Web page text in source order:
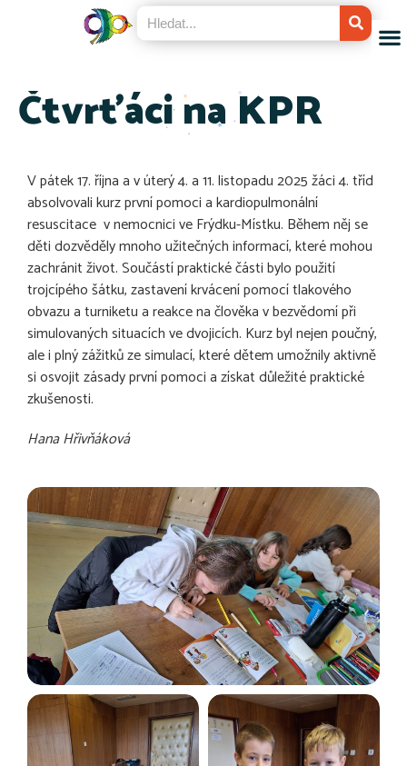
Čtvrťáci na KPR
V pátek 17. října a v úterý 4. a 11. listopadu 2025 žáci 4. tříd
absolvovali kurz první pomoci a kardiopulmonální
resuscitace v nemocnici ve Frýdku-Místku. Během něj se
děti dozvěděly mnoho užitečných informací, které mohou
zachránit život. Součástí praktické části bylo použití
trojcípého šátku, zastavení krvácení pomocí tlakového
obvazu a turniketu a reakce na člověka v bezvědomí při
simulovaných situacích ve dvojicích. Kurz byl nejen poučný,
ale i plný zážitků ze simulací, které dětem umožnily aktivně
si osvojit zásady první pomoci a získat důležité praktické
zkušenosti.
Hana Hřivňáková